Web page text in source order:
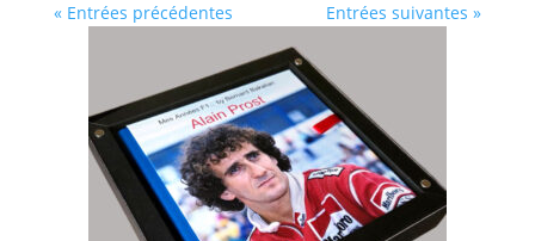
« Entrées précédentes Entrées suivantes »